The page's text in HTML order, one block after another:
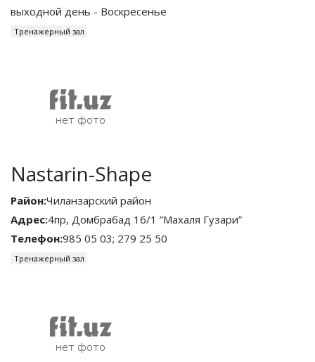
выходной день - Воскресенье
Тренажерный зал
Nastarin-Shape
Район:Чиланзарский район
Адрес:4пр, Домбрабад 16/1 ”Махаля Гузари”
Телефон:985 05 03; 279 25 50
Тренажерный зал